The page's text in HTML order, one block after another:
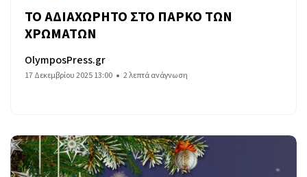
ΤΟ ΑΔΙΑΧΩΡΗΤΟ ΣΤΟ ΠΑΡΚΟ ΤΩΝ
ΧΡΩΜΑΤΩΝ
OlymposPress.gr
17 Δεκεμβρίου 2025 13:00 2 λεπτά ανάγνωση